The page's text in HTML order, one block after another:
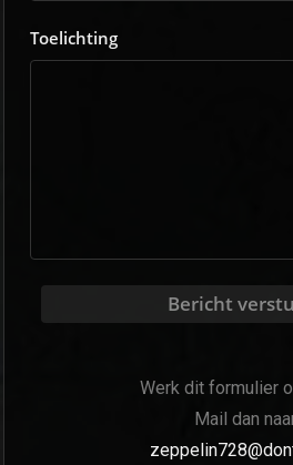
Toelichting
Bericht
Werk dit formulier
Mail dan